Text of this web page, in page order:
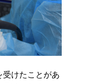
受けたことがあ